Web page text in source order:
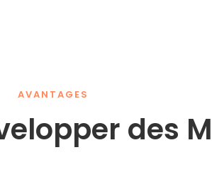
AVANTAGES
des